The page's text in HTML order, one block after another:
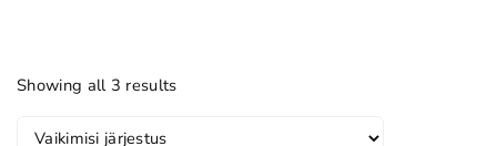
Showing all 3 results